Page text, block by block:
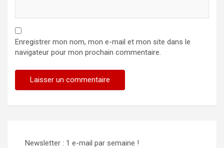
Enregistrer mon nom, mon e-mail et mon site dans le
navigateur pour mon prochain commentaire.
Newsletter : 1 e-mail par semaine !